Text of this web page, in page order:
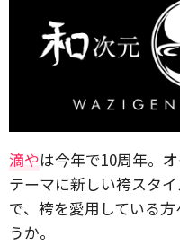
滴やは今年で10周年。
テーマに新しい袴スタ
で、袴を愛用している
うか。